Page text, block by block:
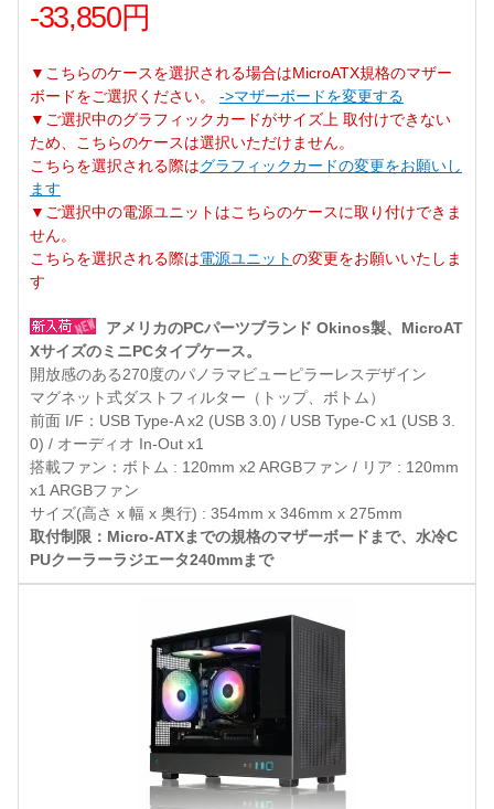
-33,850円
▼こちらのケースを選択される場合はMicroATX規格のマザー
ボードをご選択ください。 ->マザーボードを変更する
▼ご選択中のグラフィックカードがサイズ上 取付けできない
ため、こちらのケースは選択いただけません。
こちらを選択される際はグラフィックカードの変更をお願いし
ます
▼ご選択中の電源ユニットはこちらのケースに取り付けできま
せん。
こちらを選択される際は電源ユニットの変更をお願いいたしま
す
アメリカのPCパーツブランド Okinos製、MicroAT
XサイズのミニPCタイプケース。
開放感のある270度のパノラマビューピラーレスデザイン
マグネット式ダストフィルター（トップ、ボトム）
前面 I/F：USB Type-A x2 (USB 3.0) / USB Type-C x1 (USB 3.
0) / オーディオ In-Out x1
搭載ファン：ボトム : 120mm x2 ARGBファン / リア : 120mm
x1 ARGBファン
サイズ(高さ x 幅 x 奥行) : 354mm x 346mm x 275mm
取付制限：Micro-ATXまでの規格のマザーボードまで、水冷C
PUクーラーラジエータ240mmまで